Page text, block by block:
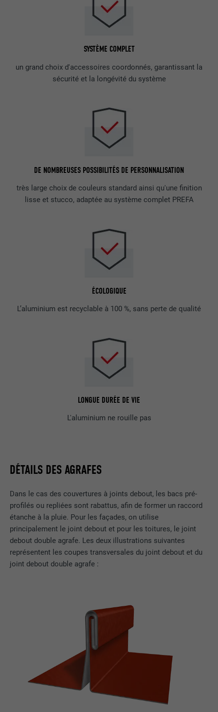
SYSTÈME COMPLET
un grand choix d'accessoires coordonnés, garantissant la
sécurité et la longévité du système
DE NOMBREUSES POSSIBILITÉS DE PERSONNALISATION
très large choix de couleurs standard ainsi qu'une finition
lisse et stucco, adaptée au système complet PREFA
ÉCOLOGIQUE
L’aluminium est recyclable à 100 %, sans perte de qualité
LONGUE DURÉE DE VIE
L'aluminium ne rouille pas
DÉTAILS DES AGRAFES
Dans le cas des couvertures à joints debout, les bacs pré-
profilés ou repliées sont rabattus, afin de former un raccord
étanche à la pluie. Pour les façades, on utilise
principalement le joint debout et pour les toitures, le joint
debout double agrafe. Les deux illustrations suivantes
représentent les coupes transversales du joint debout et du
joint debout double agrafe :